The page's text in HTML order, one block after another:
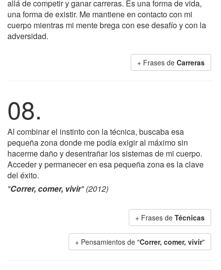
allá de competir y ganar carreras. Es una forma de vida,
una forma de existir. Me mantiene en contacto con mi
cuerpo mientras mi mente brega con ese desafío y con la
adversidad.
+ Frases de Carreras
08.
Al combinar el instinto con la técnica, buscaba esa
pequeña zona donde me podía exigir al máximo sin
hacerme daño y desentrañar los sistemas de mi cuerpo.
Acceder y permanecer en esa pequeña zona es la clave
del éxito.
"Correr, comer, vivir" (2012)
+ Frases de Técnicas
+ Pensamientos de "Correr, comer, vivir"